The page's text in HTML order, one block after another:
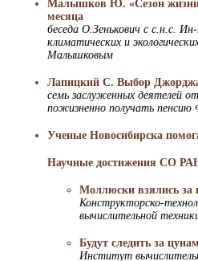
Малышков Ю. «Сезон
месяца
беседа О.Зенькович с с.н.с.
климатических и
Малышковым
Лапицкий С. Выбор
семь заслуженных деятелей
пожизненно получать пенсию
Ученые Новосибирска
Научные достижения СО
Моллюски взялись за
Конструкторско-
вычислительной
Будут следить за
Институт